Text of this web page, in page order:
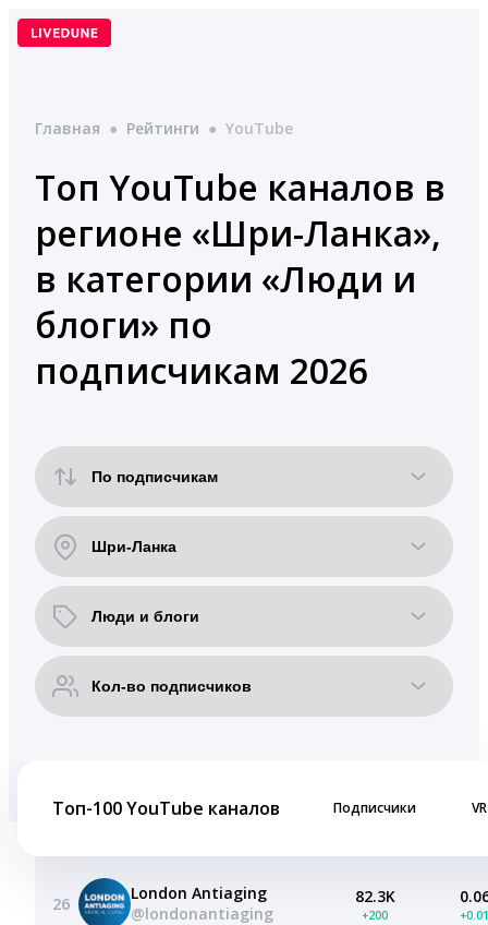
Перейти
Главная ● Рейтинги ● YouTube
Топ YouTube каналов в
регионе «Шри-Ланка»,
в категории «Люди и
блоги» по
подписчикам 2026
Топ-100 YouTube каналов Подписчики VR
26
London Antiaging
@londonantiaging
82.3K
+200